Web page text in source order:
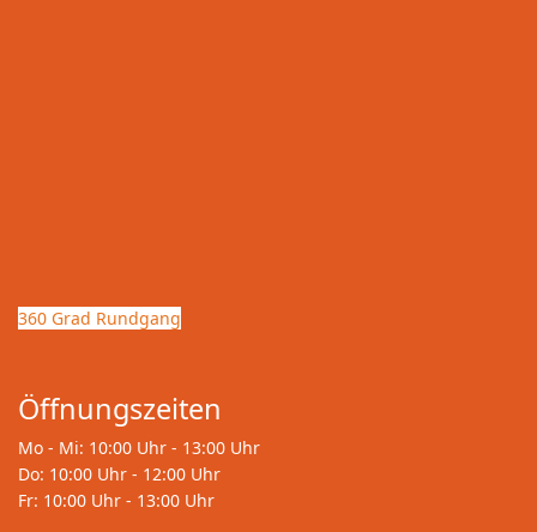
360 Grad Rundgang
Öffnungszeiten
Mo - Mi: 10:00 Uhr - 13:00 Uhr
Do: 10:00 Uhr - 12:00 Uhr
Fr: 10:00 Uhr - 13:00 Uhr